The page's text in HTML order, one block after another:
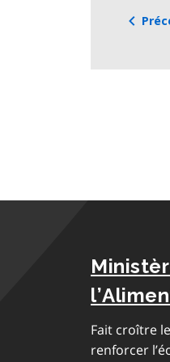
Fait croître
renforcer